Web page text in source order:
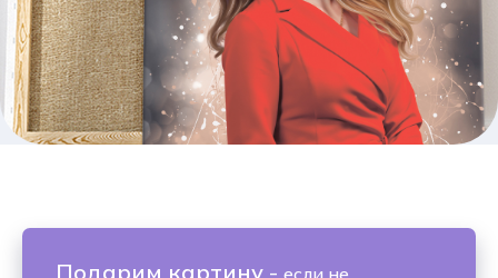
Подарим картину - если не